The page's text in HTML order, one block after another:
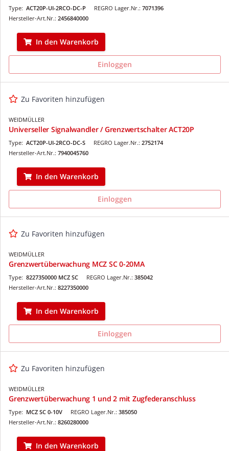
REGRO Lager.Nr.: 7071396
Type: ACT20P-UI-2RCO-DC-P
Hersteller-Art.Nr.: 2456840000
In den Warenkorb
Einloggen
Zu Favoriten hinzufügen
WEIDMÜLLER
Universeller Signalwandler / Grenzwertschalter ACT20P
REGRO Lager.Nr.: 2752174
Type: ACT20P-UI-2RCO-DC-S
Hersteller-Art.Nr.: 7940045760
In den Warenkorb
Einloggen
Zu Favoriten hinzufügen
WEIDMÜLLER
Grenzwertüberwachung MCZ SC 0-20MA
REGRO Lager.Nr.: 385042
Type: 8227350000 MCZ SC
Hersteller-Art.Nr.: 8227350000
In den Warenkorb
Einloggen
Zu Favoriten hinzufügen
WEIDMÜLLER
Grenzwertüberwachung 1 und 2 mit Zugfederanschluss
REGRO Lager.Nr.: 385050
Type: MCZ SC 0-10V
Hersteller-Art.Nr.: 8260280000
In den Warenkorb